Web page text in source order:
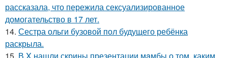
рассказала, что пережила сексуализированное
домогательство в 17 лет.
14. Сестра ольги бузовой пол будущего ребёнка
раскрыла.
15. В X нашли скрины презентации мaмбы о том, каким